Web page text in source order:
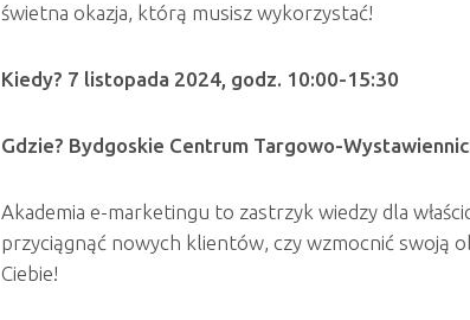
świetna okazja, którą musisz wykorzystać!
Kiedy? 7 listopada 2024, godz. 10:00-15:30
Gdzie? Bydgoskie Centrum Targowo-
Akademia e-marketingu to zastrzyk wiedzy dla
przyciągnąć nowych klientów, czy wzmocnić swoją
Ciebie!